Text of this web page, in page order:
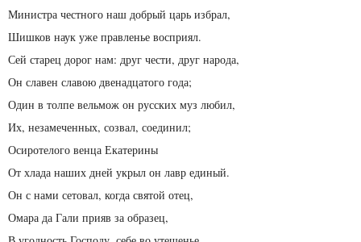
Министра честного наш добрый царь избрал,
Шишков наук уже правленье восприял.
Сей старец дорог нам: друг чести, друг народа,
Он славен славою двенадцатого года;
Один в толпе вельмож он русских муз любил,
Их, незамеченных, созвал, соединил;
Осиротелого венца Екатерины
От хлада наших дней укрыл он лавр единый.
Он с нами сетовал, когда святой отец,
Омара да Гали прияв за образец,